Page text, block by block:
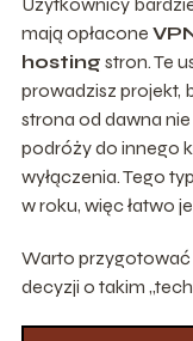
mają opłacone
hosting stron. Te
prowadzisz projekt,
strona od dawna nie
podróży do innego
wyłączenia. Tego
w roku, więc łatwo
Warto przygotować
decyzji o takim